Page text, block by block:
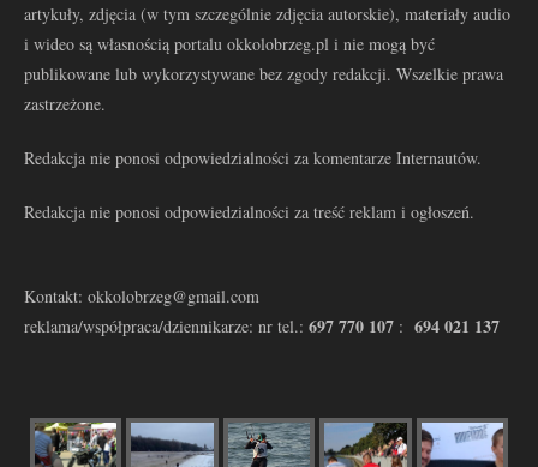
artykuły, zdjęcia (w tym szczególnie zdjęcia autorskie), materiały audio
i wideo są własnością portalu okkolobrzeg.pl i nie mogą być
publikowane lub wykorzystywane bez zgody redakcji. Wszelkie prawa
zastrzeżone.
Redakcja nie ponosi odpowiedzialności za komentarze Internautów.
Redakcja nie ponosi odpowiedzialności za treść reklam i ogłoszeń.
Kontakt: okkolobrzeg@gmail.com
reklama/współpraca/dziennikarze: nr tel.: 697 770 107 : 694 021 137